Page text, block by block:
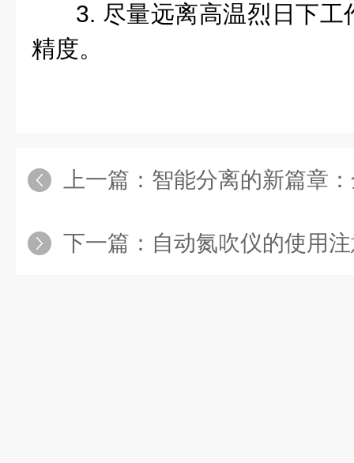
3. 尽量远离高温烈日下
精度。
上一篇： 智能分离的新篇章：全自动液
下一篇： 自动氮吹仪的使用